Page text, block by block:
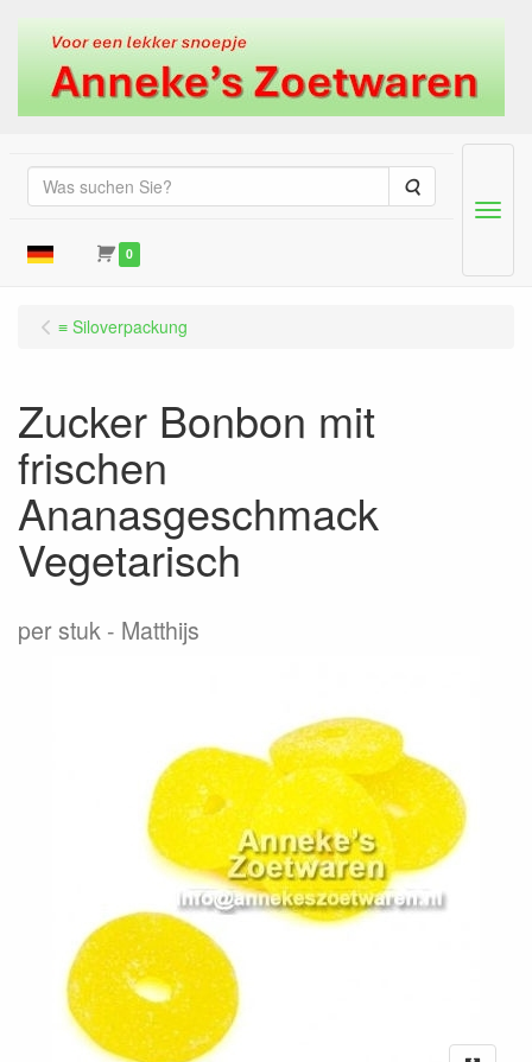
Suche
0
Menu
≡ Siloverpackung
Zucker Bonbon mit
frischen
Ananasgeschmack
Vegetarisch
per stuk Matthijs